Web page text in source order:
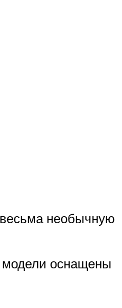
необычную
модели оснащены